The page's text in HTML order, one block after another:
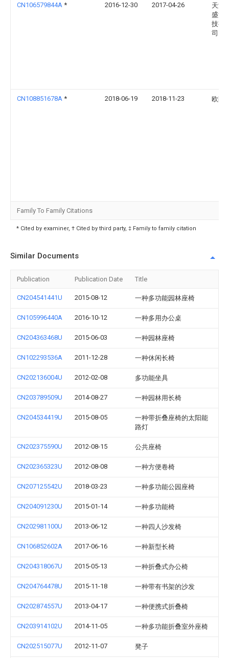
CN106579844A * 2016-12-30 2017-04-26
天津
盛河
技有
司
CN108851678A * 2018-06-19 2018-11-23 欧阳
Family To Family Citations
* Cited by examiner, † Cited by third party, ‡ Family to family citation
Similar Documents
Publication Publication Date Title
CN204541441U 2015-08-12 一种多功能园林座椅
CN105996440A 2016-10-12 一种多用办公桌
CN204363468U 2015-06-03 一种园林座椅
CN102293536A 2011-12-28 一种休闲长椅
CN202136004U 2012-02-08 多功能坐具
CN203789509U 2014-08-27 一种园林用长椅
CN204534419U 2015-08-05
一种带折叠座椅的太阳能
路灯
CN202375590U 2012-08-15 公共座椅
CN202365323U 2012-08-08 一种方便卷椅
CN207125542U 2018-03-23 一种多功能公园座椅
CN204091230U 2015-01-14 一种多功能椅
CN202981100U 2013-06-12 一种四人沙发椅
CN106852602A 2017-06-16 一种新型长椅
CN204318067U 2015-05-13 一种折叠式办公椅
CN204764478U 2015-11-18 一种带有书架的沙发
CN202874557U 2013-04-17 一种便携式折叠椅
CN203914102U 2014-11-05 一种多功能折叠室外座椅
CN202515077U 2012-11-07 凳子